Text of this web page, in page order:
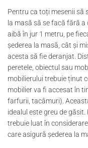
Pentru ca toți mesenii să
la masă să se facă fără
aibă în jur 1 metru, pe
șederea la masă, cât și
acesta să fie deranjat.
peretele, obiectul sau
mobilierului trebuie ținut
mobilier va fi accesat în
farfurii, tacâmuri).
idealul este greu de
trebuie luat în
care asigură șederea la